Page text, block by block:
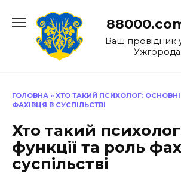
до
Ваш провідник
Ужгорода
ГОЛОВНА » ХТО ТАКИЙ ПСИХОЛОГ: ОСНОВНІ
ФАХІВЦЯ В СУСПІЛЬСТВІ
Хто такий
функції та роль
суспільстві